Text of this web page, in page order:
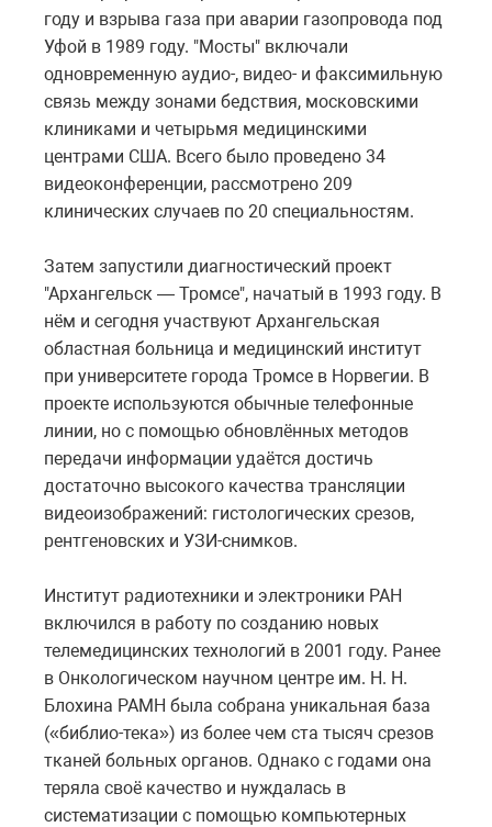
году и взрыва газа при аварии газопровода под
Уфой в 1989 году. "Мосты" включали
одновременную аудио-, видео- и факсимильную
связь между зонами бедствия, московскими
клиниками и четырьмя медицинскими
центрами США. Всего было проведено 34
видеоконференции, рассмотрено 209
клинических случаев по 20 специальностям.
Затем запустили диагностический проект
"Архангельск — Тромсе", начатый в 1993 году. В
нём и сегодня участвуют Архангельская
областная больница и медицинский институт
при университете города Тромсе в Норвегии. В
проекте используются обычные телефонные
линии, но с помощью обновлённых методов
передачи информации удаётся достичь
достаточно высокого качества трансляции
видеоизображений: гистологических срезов,
рентгеновских и УЗИ-снимков.
Институт радиотехники и электроники РАН
включился в работу по созданию новых
телемедицинских технологий в 2001 году. Ранее
в Онкологическом научном центре им. Н. Н.
Блохина РАМН была собрана уникальная база
(«библио-тека») из более чем ста тысяч срезов
тканей больных органов. Однако с годами она
теряла своё качество и нуждалась в
систематизации с помощью компьютерных